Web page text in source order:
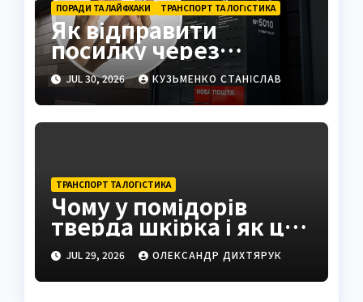
ПОРАДИ ТА ЛАЙФХАКИ ТРАНСПОРТ ТА ЛОГІСТИКА
Як відправити
посилку через
поштомат: повна
інструкція 2026
JUL 30, 2026 КУЗЬМЕНКО СТАНІСЛАВ
ТРАНСПОРТ ТА ЛОГІСТИКА
Чому у помідорів
тверда шкірка і як це
виправити
JUL 29, 2026 ОЛЕКСАНДР ДИХТЯРУК